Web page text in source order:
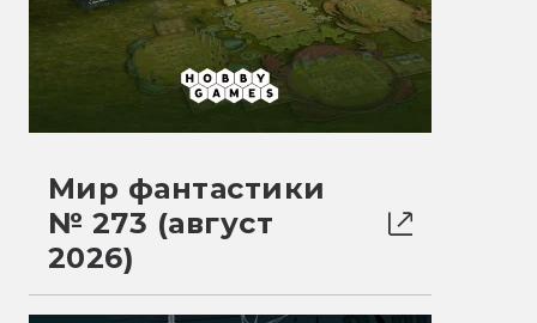
Мир фантастики
№ 273 (август
2026)